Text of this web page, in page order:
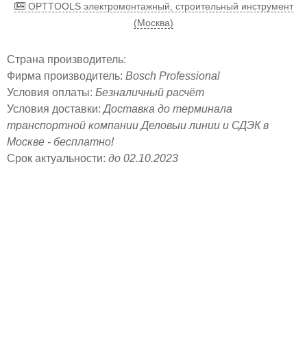
OPTTOOLS электромонтажный, строительный инструмент
(Москва)
Страна производитель:
Фирма производитель: Bosch Professional
Условия оплаты: Безналичный расчёт
Условия доставки:Доставка до терминала
транспортной компании Деловыи линии и СДЭК в
Москве - бесплатно!
Срок актуальности: до 02.10.2023